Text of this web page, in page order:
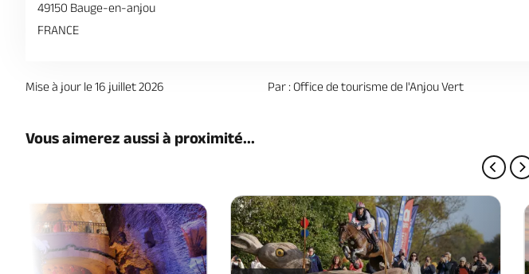
49150 Bauge-en-anjou
FRANCE
Mise à jour le 16 juillet 2026 Par : Office de tourisme de l'Anjou Vert
Vous aimerez aussi à proximité...